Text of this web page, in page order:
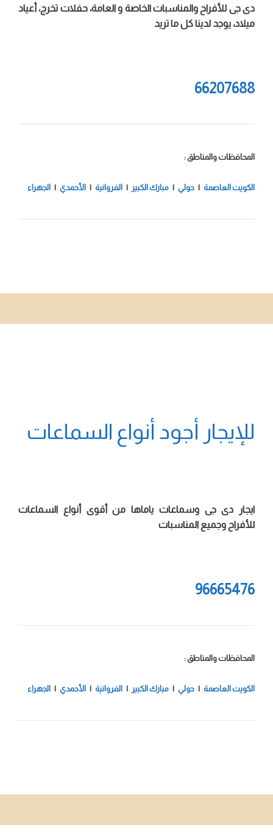
دى جى للأفراح والمناسبات الخاصة و العامة، حفلات تخرج، أعياد
ميلاد، يوجد لدينا كل ما تريد
66207688
المحافظات والمناطق :
الكويت العاصمة | حولي | مبارك الكبير | الفروانية | الأحمدي | الجهراء
للإيجار أجود أنواع السماعات
ايجار دى جى وسماعات ياماها من أقوى أنواع السماعات
للأفراح وجميع المناسبات
96665476
المحافظات والمناطق :
الكويت العاصمة | حولي | مبارك الكبير | الفروانية | الأحمدي | الجهراء